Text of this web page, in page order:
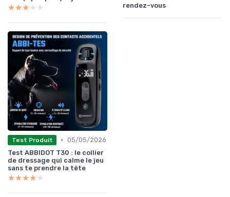
★★★★★
★★★★★
rendez-vous
Test Produit • 05/05/2026
Test ABBIDOT T30 : le collier
de dressage qui calme le jeu
sans te prendre la tête
★★★★★
★★★★★